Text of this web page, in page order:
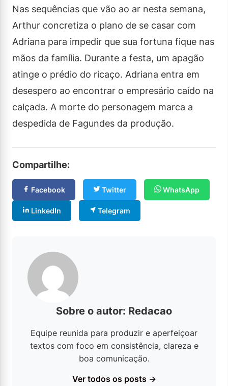
Nas sequências que vão ao ar nesta semana,
Arthur concretiza o plano de se casar com
Adriana para impedir que sua fortuna fique nas
mãos da família. Durante a festa, um apagão
atinge o prédio do ricaço. Adriana entra em
desespero ao encontrar o empresário caído na
calçada. A morte do personagem marca a
despedida de Fagundes da produção.
Compartilhe:
Facebook Twitter WhatsApp
LinkedIn Telegram
Sobre o autor: Redacao
Equipe reunida para produzir e aperfeiçoar
textos com foco em consistência, clareza e
boa comunicação.
Ver todos os posts →